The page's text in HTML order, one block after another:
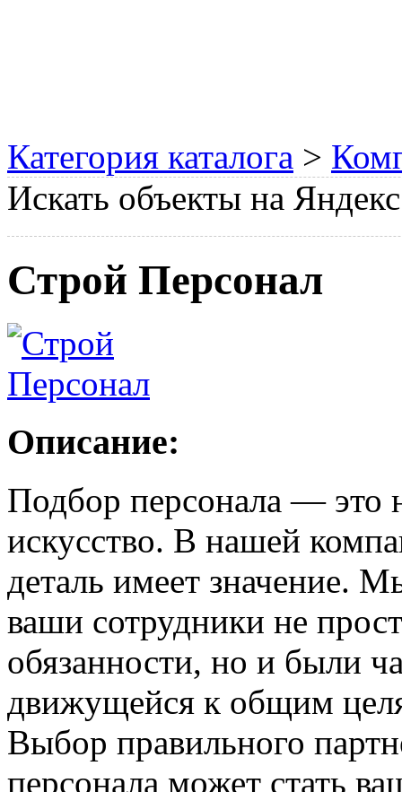
Категория каталога >
Искать объекты на
Строй Персонал
Описание:
Подбор персонала — это
искусство. В нашей
деталь имеет значение.
ваши сотрудники не
обязанности, но и были
движущейся к общим
Выбор правильного
персонала может стать